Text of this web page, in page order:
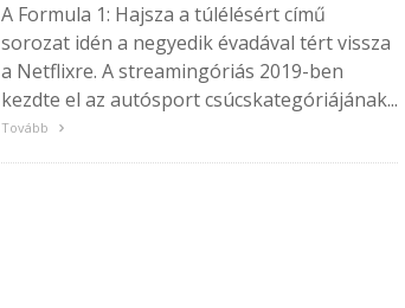
A Formula 1: Hajsza a túlélésért című
sorozat idén a negyedik évadával tért vissza
a Netflixre. A streamingóriás 2019-ben
kezdte el az autósport csúcskategóriájának...
Tovább